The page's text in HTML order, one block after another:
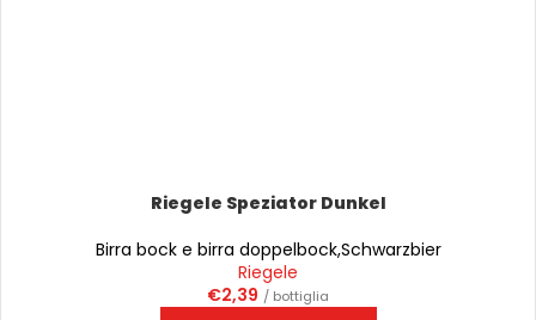
Riegele Speziator Dunkel
Birra bock e birra doppelbock,Schwarzbier
Riegele
€2,39 / bottiglia